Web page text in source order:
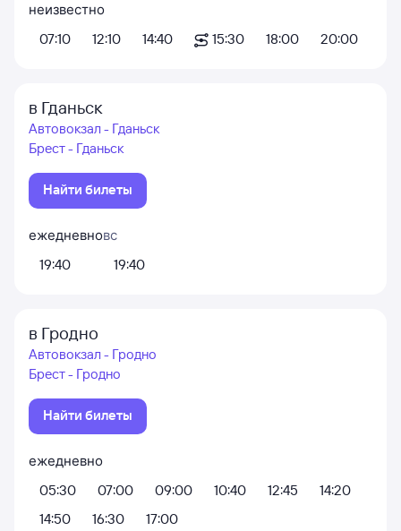
неизвестно
07:10
12:10 14:40 15:30 18:00 20:00
в Гданьск
Автовокзал - Гданьск
Брест - Гданьск
Найти билеты
ежедневно
19:40
вс
19:40
в Гродно
Автовокзал - Гродно
Брест - Гродно
Найти билеты
ежедневно
05:30
07:00 09:00 10:40 12:45
14:20
14:50
16:30 17:00